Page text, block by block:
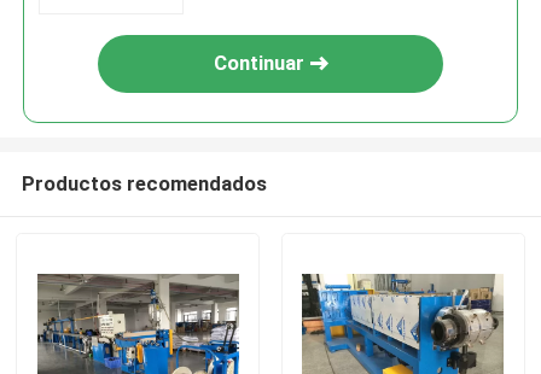
Continuar
Productos recomendados